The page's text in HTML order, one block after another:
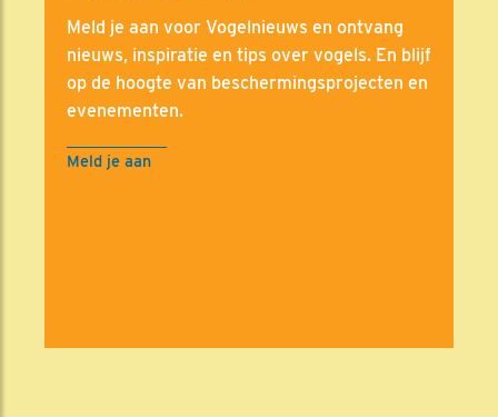
Meld je aan voor Vogelnieuws en ontvang
nieuws, inspiratie en tips over vogels. En blijf
op de hoogte van beschermingsprojecten en
evenementen.
Meld je aan